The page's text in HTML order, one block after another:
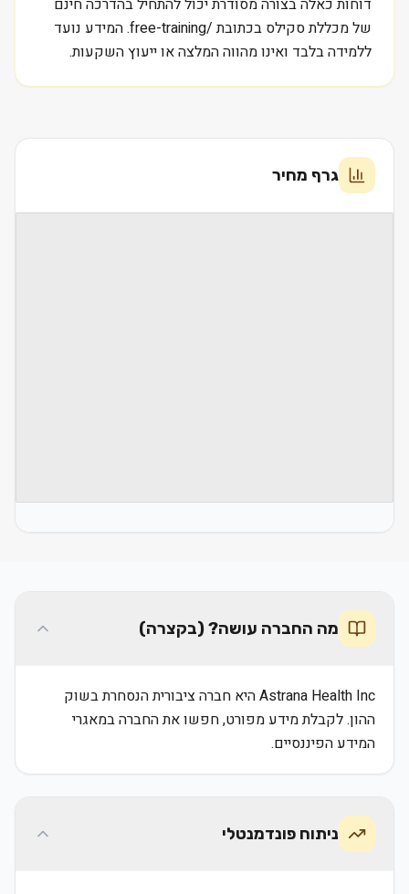
דוחות כאלה בצורה מסודרת יכול להתחיל בהדרכה חינם
של מכללת סקילס בכתובת /free-training. המידע נועד
ללמידה בלבד ואינו מהווה המלצה או ייעוץ השקעות.
גרף מחיר
מה החברה עושה? (בקצרה)
Astrana Health Inc היא חברה ציבורית הנסחרת בשוק
ההון. לקבלת מידע מפורט, חפשו את החברה במאגרי
המידע הפיננסיים.
ניתוח פונדמנטלי